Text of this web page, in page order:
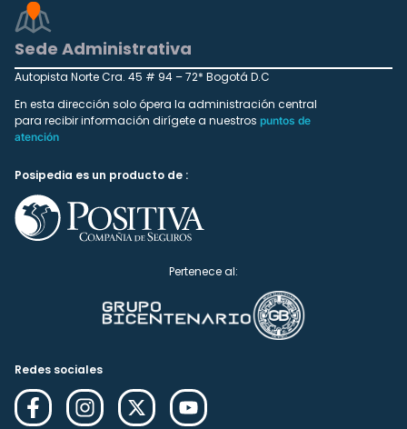
Sede Administrativa
Autopista Norte Cra. 45 # 94 – 72* Bogotá D.C
En esta dirección solo ópera la administración central
para recibir información dirígete a nuestros puntos de
atención
Posipedia es un producto de :
Pertenece al:
Redes sociales